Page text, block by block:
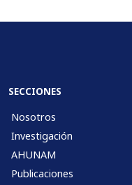
SECCIONES
Nosotros
Investigación
AHUNAM
Publicaciones